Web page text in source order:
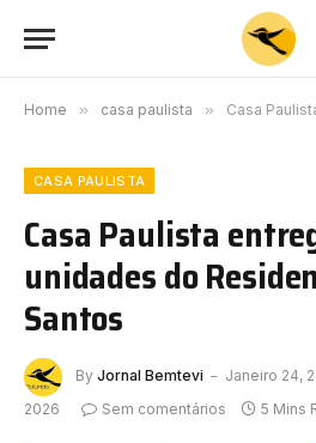
Home » casa paulista » Casa Paulista
CASA PAULISTA
Casa Paulista
unidades do
Santos
By Jornal Bemtevi Janeiro 24,
2026
Sem comentários 5 Mins